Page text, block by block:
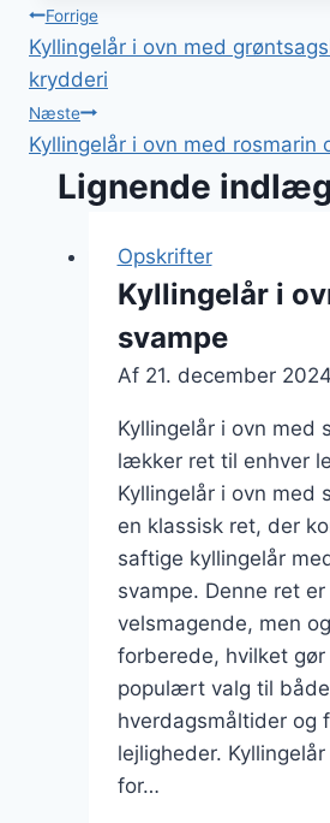
Indlægsnavigation
Forrige
Kyllingelår i ovn med
krydderi
Næste
Kyllingelår i ovn med rosmarin
Lignende indlæg
Opskrifter
Kyllingelår i
svampe
Af 21. december 2024
Kyllingelår i ovn med
lækker ret til enhver
Kyllingelår i ovn med
en klassisk ret, der
saftige kyllingelår
svampe. Denne ret
velsmagende, men
forberede, hvilket
populært valg til både
hverdagsmåltider og
lejligheder.
for…